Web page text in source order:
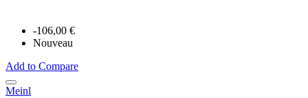
-106,00 €
Nouveau
Add to Compare
Meinl